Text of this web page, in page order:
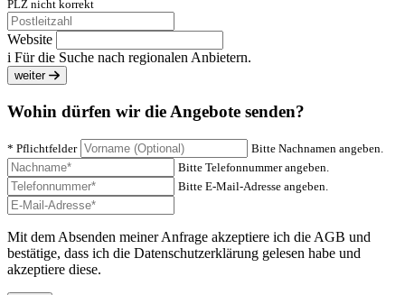
PLZ nicht korrekt
Website
i Für die Suche nach regionalen Anbietern.
weiter
Wohin dürfen wir die Angebote senden?
* Pflichtfelder
Bitte Nachnamen angeben.
Bitte Telefonnummer angeben.
Bitte E-Mail-Adresse angeben.
Mit dem Absenden meiner Anfrage akzeptiere ich die AGB und
bestätige, dass ich die Datenschutzerklärung gelesen habe und
akzeptiere diese.